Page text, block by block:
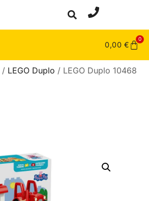
0,00 €
0
/ LEGO Duplo / LEGO Duplo 10468